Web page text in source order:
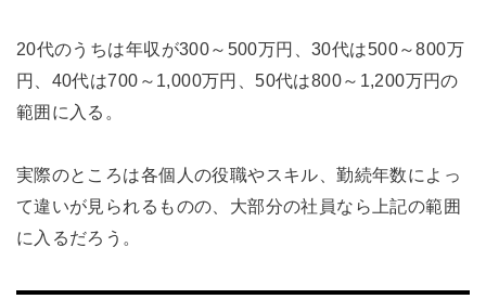
20代のうちは年収が300～500万円、30代は500～800万
円、40代は700～1,000万円、50代は800～1,200万円の
範囲に入る。
実際のところは各個人の役職やスキル、勤続年数によっ
て違いが見られるものの、大部分の社員なら上記の範囲
に入るだろう。